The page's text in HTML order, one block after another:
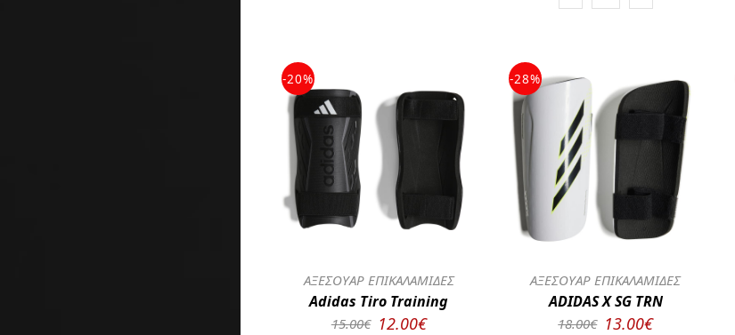
-20%
ΑΞΕΣΟΥΑΡ ΕΠΙΚΑΛΑΜΙΔΕΣ
Adidas Tiro Training
15.00€ 12.00€
-28%
ΑΞΕΣΟΥΑΡ ΕΠΙΚΑΛΑΜΙΔΕΣ
ADIDAS X SG TRN
18.00€ 13.00€